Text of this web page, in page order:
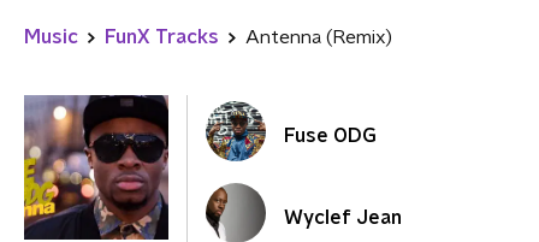
Music FunX Tracks Antenna (Remix)
Fuse ODG
Wyclef Jean